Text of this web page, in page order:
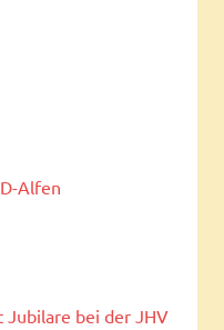
Alfen
Jubilare bei der JHV